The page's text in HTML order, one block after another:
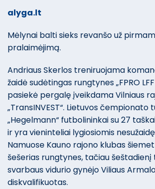
alyga.lt
Mėlynai balti sieks revanšo už
pralaimėjimą.
Andriaus Skerlos treniruojama
žaidė sudėtingas rungtynes „FPRO
pasiekė pergalę įveikdama Vilniaus
„TransINVEST“. Lietuvos
„Hegelmann“ futbolininkai su 27
ir yra vieninteliai lygiosiomis
Namuose Kauno rajono klubas
šešerias rungtynes, tačiau
svarbaus vidurio gynėjo Viliaus
diskvalifikuotas.